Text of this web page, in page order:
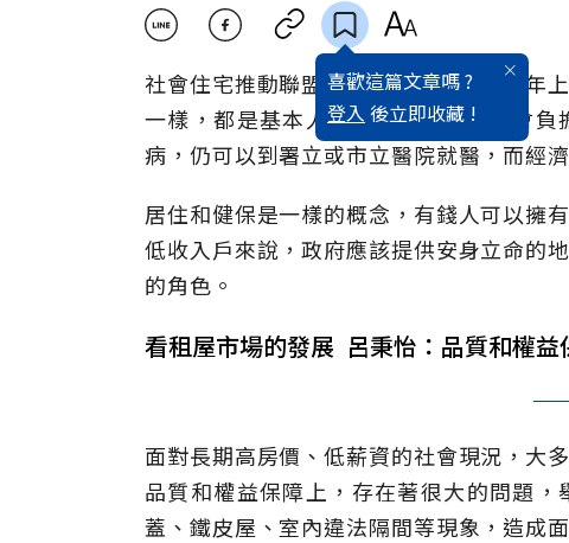
喜歡這篇文章嗎 ?
登入 後立即收藏 !
社會住宅推動聯盟副召集人呂秉怡，長年
一樣，都是基本人權，就像是政府都會
病，仍可以到署立或市立醫院就醫，而經
居住和健保是一樣的概念，有錢人可以擁
低收入戶來說，政府應該提供安身立命的
的角色。
看租屋市場的發展 呂秉怡：品質和權益
面對長期高房價、低薪資的社會現況，大
品質和權益保障上，存在著很大的問題
蓋、鐵皮屋、室內違法隔間等現象，造成